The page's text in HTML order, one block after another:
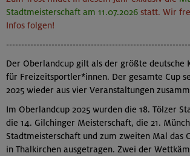
Stadtmeisterschaft am 11.07.2026 statt. Wir
Infos folgen!
-------------------------------------------------------------
Der Oberlandcup gilt als der größte deutsche
für Freizeitsportler*innen. Der gesamte Cup
2025 wieder aus vier Veranstaltungen
Im Oberlandcup 2025 wurden die 18. Tölzer
die 14. Gilchinger Meisterschaft, die 21.
Stadtmeisterschaft und zum zweiten Mal das
in Thalkirchen ausgetragen. Zwei der